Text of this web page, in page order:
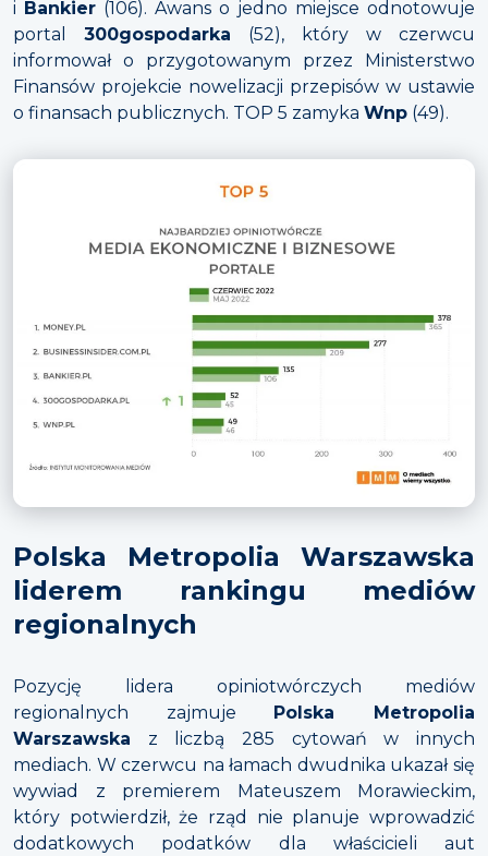
i Bankier (106). Awans o jedno miejsce odnotowuje
portal 300gospodarka (52), który w czerwcu
informował o przygotowanym przez Ministerstwo
Finansów projekcie nowelizacji przepisów w ustawie
o finansach publicznych. TOP 5 zamyka Wnp (49).
Polska Metropolia Warszawska
liderem rankingu mediów
regionalnych
Pozycję lidera opiniotwórczych mediów
regionalnych zajmuje
Polska Metropolia
Warszawska z liczbą 285 cytowań w innych
mediach. W czerwcu na łamach dwudnika ukazał się
wywiad z premierem Mateuszem Morawieckim,
który potwierdził, że rząd nie planuje wprowadzić
dodatkowych podatków dla właścicieli aut